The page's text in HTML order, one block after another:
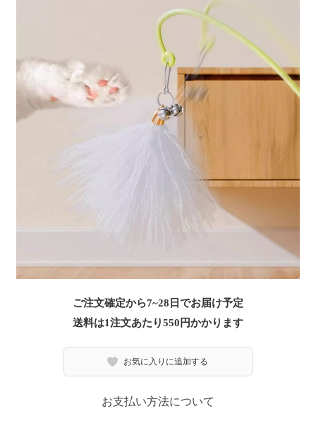
ご注文確定から7~28日でお届け予定
送料は1注文あたり550 円かかります
お気に入りに追加する
お支払い方法について